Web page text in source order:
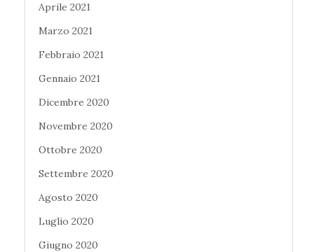
Aprile 2021
Marzo 2021
Febbraio 2021
Gennaio 2021
Dicembre 2020
Novembre 2020
Ottobre 2020
Settembre 2020
Agosto 2020
Luglio 2020
Giugno 2020